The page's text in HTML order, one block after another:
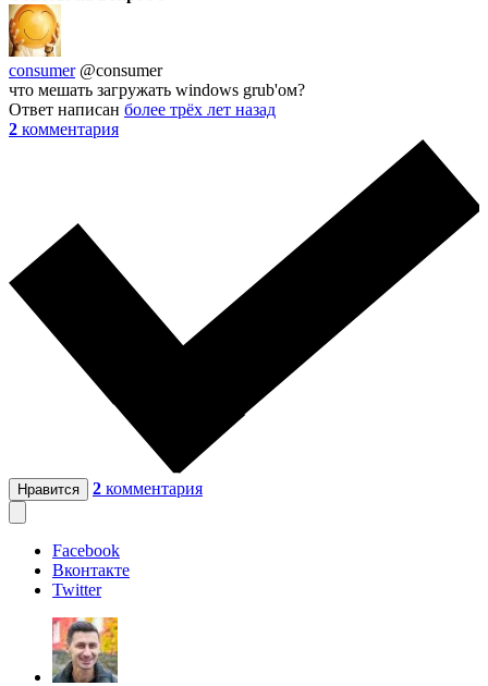
consumer @consumer
что мешать загружать windows grub'ом?
Ответ написан более трёх лет назад
2 комментария
Нравится 2 комментария
Facebook
Вконтакте
Twitter